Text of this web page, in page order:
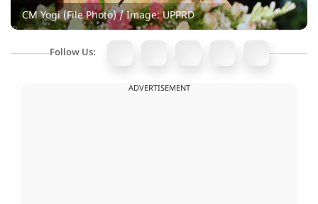
CM Yogi (File Photo) / Image: UPPRD
Follow Us:
ADVERTISEMENT